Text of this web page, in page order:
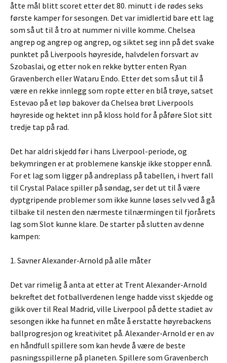
åtte mål blitt scoret etter det 80. minutt i de rødes seks
første kamper for sesongen. Det var imidlertid bare ett lag
som så ut til å tro at nummer ni ville komme. Chelsea
angrep og angrep og angrep, og siktet seg inn på det svake
punktet på Liverpools høyreside, halvdelen forsvart av
Szobaslai, og etter nok en rekke bytter enten Ryan
Gravenberch eller Wataru Endo. Etter det som så ut til å
være en rekke innlegg som ropte etter en blå trøye, satset
Estevao på et løp bakover da Chelsea brøt Liverpools
høyreside og hektet inn på kloss hold for å påføre Slot sitt
tredje tap på rad.
Det har aldri skjedd før i hans Liverpool-periode, og
bekymringen er at problemene kanskje ikke stopper ennå.
For et lag som ligger på andreplass på tabellen, i hvert fall
til Crystal Palace spiller på søndag, ser det ut til å være
dyptgripende problemer som ikke kunne løses selv ved å gå
tilbake til nesten den nærmeste tilnærmingen til fjorårets
lag som Slot kunne klare. De starter på slutten av denne
kampen:
1. Savner Alexander-Arnold på alle måter
Det var rimelig å anta at etter at Trent Alexander-Arnold
bekreftet det fotballverdenen lenge hadde visst skjedde og
gikk over til Real Madrid, ville Liverpool på dette stadiet av
sesongen ikke ha funnet en måte å erstatte høyrebackens
ballprogresjon og kreativitet på. Alexander-Arnold er en av
en håndfull spillere som kan hevde å være de beste
pasningsspillerne på planeten. Spillere som Gravenberch